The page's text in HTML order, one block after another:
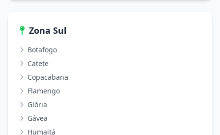
Zona Sul
Botafogo
Catete
Copacabana
Flamengo
Glória
Gávea
Humaitá